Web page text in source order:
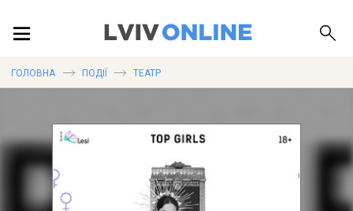
ПУБЛІКАЦІЇ
ГОЛОВНА ПОДІЇ ТЕАТР